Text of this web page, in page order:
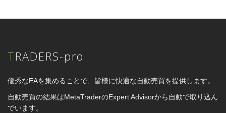
TRADERS-pro
優秀なEAを集めることで、皆様に快適な自動売買を提供します。
自動売買の結果はMetaTraderのExpert Advisorから自動で取り込ん
でいます。